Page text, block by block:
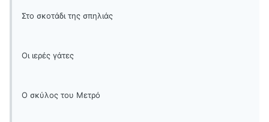
Στο σκοτάδι της σπηλιάς
Οι ιερές γάτες
Ο σκύλος του Μετρό